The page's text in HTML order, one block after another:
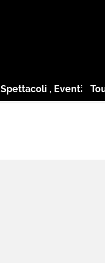
Spettacoli , Eventi